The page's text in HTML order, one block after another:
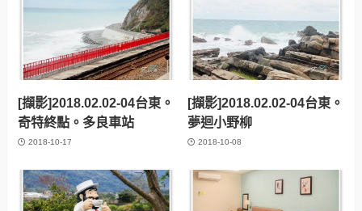
[擷影]2018.02.02-04台東。
奇特終點。多良車站
2018-10-17
[擷影]2018.02.02-04台東。
夢迴小野柳
2018-10-08